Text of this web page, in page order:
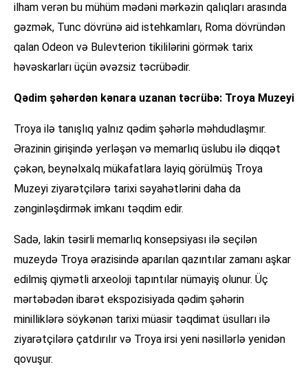
ilham verən bu mühüm mədəni mərkəzin qalıqları arasında
gəzmək, Tunc dövrünə aid istehkamları, Roma dövründən
qalan Odeon və Bulevterion tikililərini görmək tarix
həvəskarları üçün əvəzsiz təcrübədir.
Qədim şəhərdən kənara uzanan təcrübə: Troya Muzeyi
Troya ilə tanışlıq yalnız qədim şəhərlə məhdudlaşmır.
Ərazinin girişində yerləşən və memarlıq üslubu ilə diqqət
çəkən, beynəlxalq mükafatlara layiq görülmüş Troya
Muzeyi ziyarətçilərə tarixi səyahətlərini daha da
zənginləşdirmək imkanı təqdim edir.
Sadə, lakin təsirli memarlıq konsepsiyası ilə seçilən
muzeydə Troya ərazisində aparılan qazıntılar zamanı aşkar
edilmiş qiymətli arxeoloji tapıntılar nümayiş olunur. Üç
mərtəbədən ibarət ekspozisiyada qədim şəhərin
minilliklərə söykənən tarixi müasir təqdimat üsulları ilə
ziyarətçilərə çatdırılır və Troya irsi yeni nəsillərlə yenidən
qovuşur.